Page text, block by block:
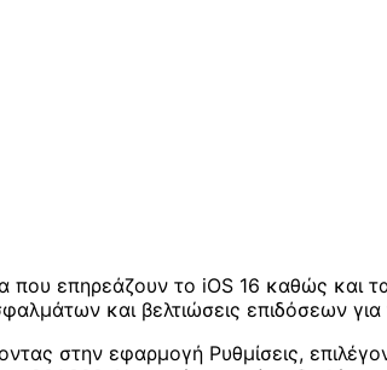
επηρεάζουν το iOS 16 καθώς και
και βελτιώσεις επιδόσεων
στην εφαρμογή Ρυθμίσεις,